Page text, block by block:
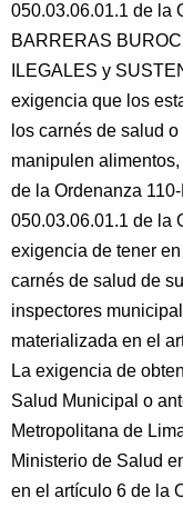
050.03.06.01.1 de la
BARRERAS
ILEGALES y
exigencia que los
los carnés de salud
manipulen
de la Ordenanza
050.03.06.01.1 de la
exigencia de tener
carnés de salud de
inspectores
materializada en el
La exigencia de
Salud Municipal o
Metropolitana de
Ministerio de Salud
en el artículo 6 de la